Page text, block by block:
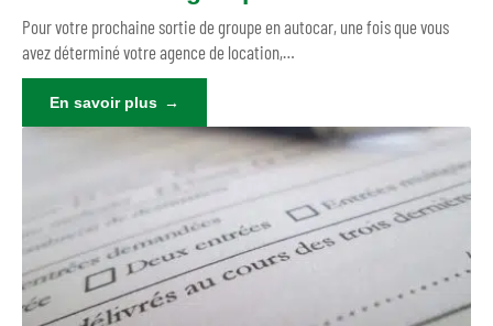
Pour votre prochaine sortie de groupe en autocar, une fois que vous
avez déterminé votre agence de location,…
En savoir plus